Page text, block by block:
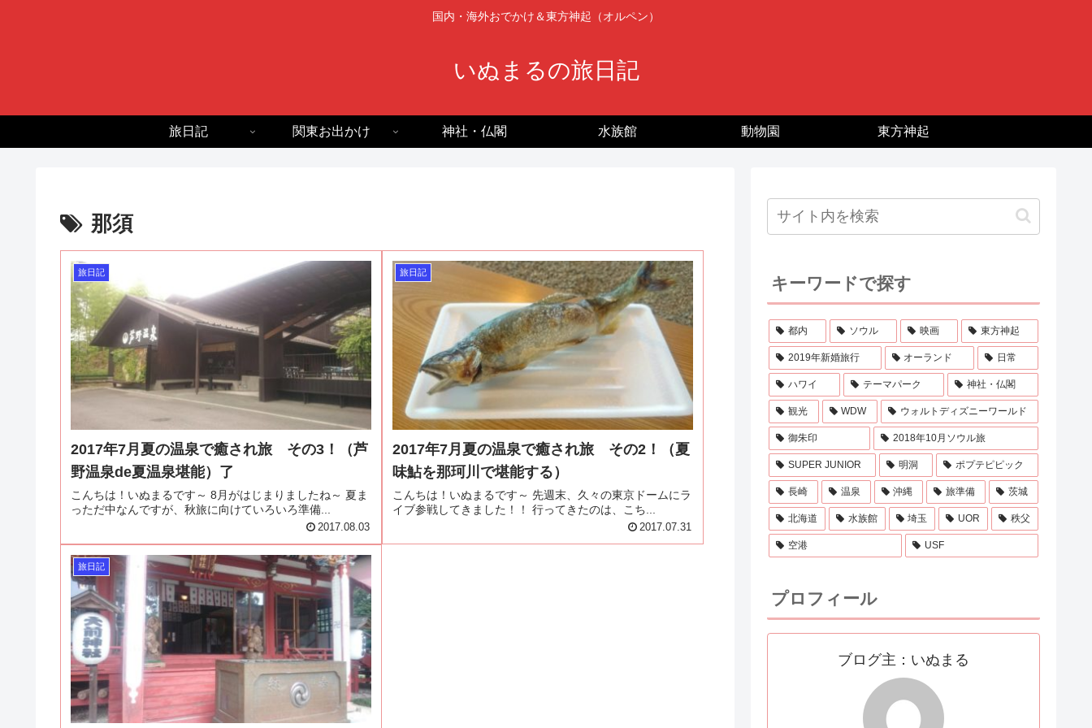
国内・海外おでかけ＆東方神起（オルペン）
いぬまるの旅日記
旅日記 関東お出かけ 神社・仏閣 水族館 動物園 東方神起
那須
旅日記
2017年7月夏の温泉で癒され旅 その3！（芦
野温泉de夏温泉堪能）了
こんちは！いぬまるです～ 8月がはじまりましたね～ 夏ま
っただ中なんですが、秋旅に向けていろいろ準備...
2017.08.03
旅日記
2017年7月夏の温泉で癒され旅 その2！（夏
味鮎を那珂川で堪能する）
こんちは！いぬまるです～ 先週末、久々の東京ドームにラ
イブ参戦してきました！！ 行ってきたのは、こち...
2017.07.31
旅日記
キーワードで探す
都内 ソウル 映画 東方神起
2019年新婚旅行 オーランド 日常
ハワイ テーマパーク 神社・仏閣
観光 WDW ウォルトディズニーワールド
御朱印 2018年10月ソウル旅
SUPER JUNIOR 明洞 ポプテピピック
長崎 温泉 沖縄 旅準備 茨城
北海道 水族館 埼玉 UOR 秩父
空港 USF
プロフィール
ブログ主：いぬまる